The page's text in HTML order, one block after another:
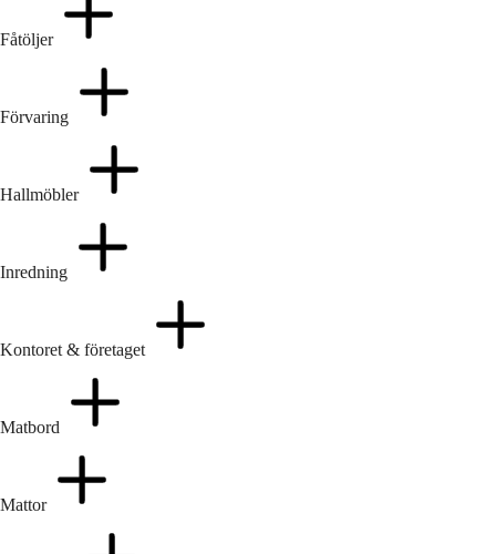
Fåtöljer
Förvaring
Hallmöbler
Inredning
Kontoret & företaget
Matbord
Mattor